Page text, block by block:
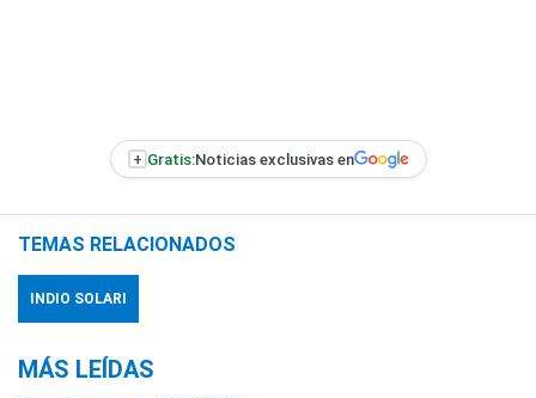
+ Gratis:Noticias exclusivas en
TEMAS RELACIONADOS
INDIO SOLARI
MÁS LEÍDAS